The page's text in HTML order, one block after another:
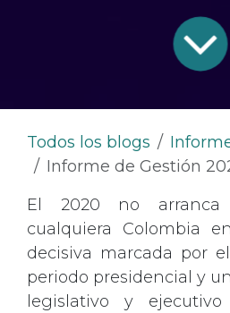
Todos los blogs
Informe de Gestión
El 2020 no
cualquiera Colombia
decisiva marcada por
periodo presidencial y
legislativo y